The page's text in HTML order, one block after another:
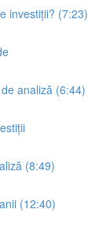
investiții? (7:23)
analiză (6:44)
(8:49)
(12:40)